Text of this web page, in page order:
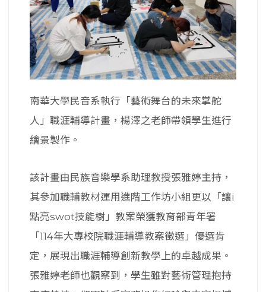
南華大學民音系執行「藝術舞台的未來掌舵
人」職涯輔導計畫，楊澤之老師帶領學生進行
繪景製作。
該計畫由民族音樂學系助理教授張雅婷主持，
其參加職輔教材運用進階工作坊小組更以「讓i
點亮swot技能樹」教案榮獲教育部青年署
「114年大專校院職涯輔導教案徵選」優選肯
定，展現出職涯輔導創新教學上的卓越成果。
張雅婷老師也觀察到，學生雖對藝術管理抱持